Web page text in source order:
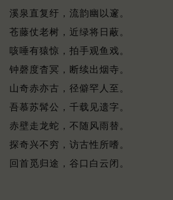
溪泉直复纡，流韵幽以邃。
苍藤仗老树，近绿将日蔽。
咳唾有猿惊，拍手观鱼戏。
钟磬度杳冥，断续出烟寺。
山奇赤亦古，径僻罕人至。
吾慕苏髯公，千载见遗字。
赤壁走龙蛇，不随风雨替。
探奇兴不穷，访古性所嗜。
回首觅归途，谷口白云闭。